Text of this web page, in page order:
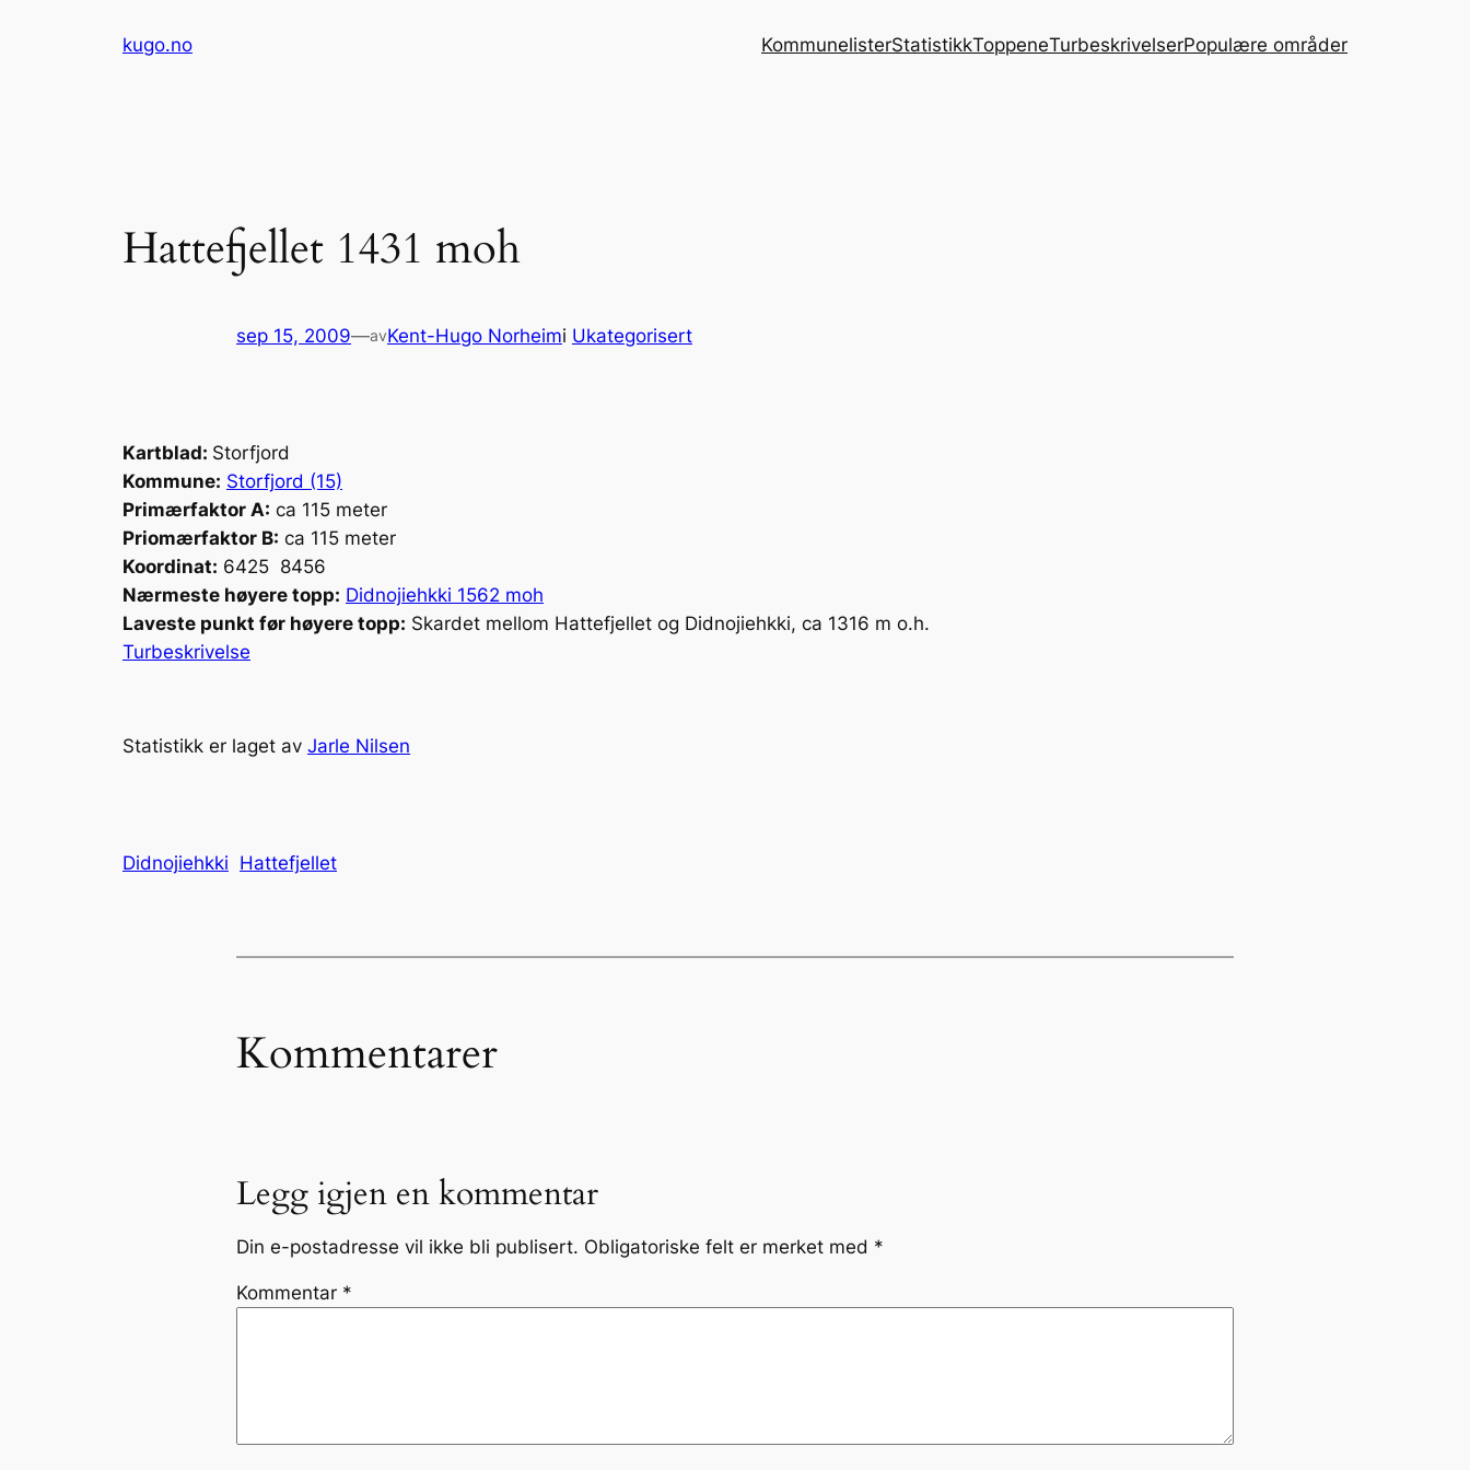
kugo.no KommunelisterStatistikkToppeneTurbeskrivelserPopulære områder
Hattefjellet 1431 moh
sep 15, 2009—avKent-Hugo Norheimi Ukategorisert
Kartblad: Storfjord
Kommune: Storfjord (15)
Primærfaktor A: ca 115 meter
Priomærfaktor B: ca 115 meter
Koordinat: 6425 8456
Nærmeste høyere topp: Didnojiehkki 1562 moh
Laveste punkt før høyere topp: Skardet mellom Hattefjellet og Didnojiehkki, ca 1316 m o.h.
Turbeskrivelse
Statistikk er laget av Jarle Nilsen
Didnojiehkki Hattefjellet
Kommentarer
Legg igjen en kommentar
Din e-postadresse vil ikke bli publisert. Obligatoriske felt er merket med *
Kommentar *